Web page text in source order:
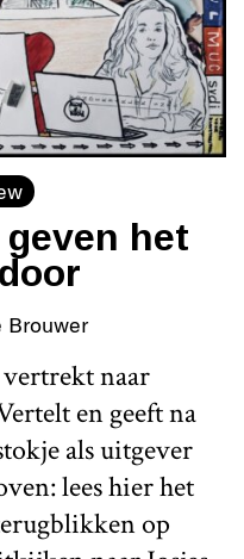
het
Brouwer
naar
en geeft na
als uitgever
lees hier het
op